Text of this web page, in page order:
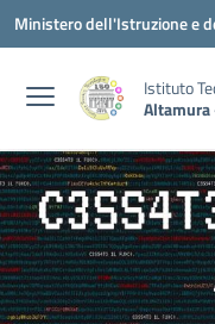
Vai ai contenuti
Vai al menu di navigazione
Vai al footer
Ministero dell'Istruzione e
Istituto
Altamura